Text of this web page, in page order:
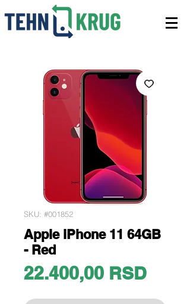
SKU: #001852
Apple iPhone 11 64GB
- Red
22.400,00 RSDPrice